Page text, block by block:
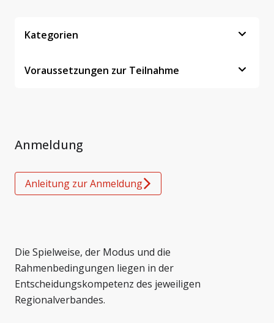
Kategorien
Voraussetzungen zur Teilnahme
Anmeldung
Anleitung zur Anmeldung
Die Spielweise, der Modus und die
Rahmenbedingungen liegen in der
Entscheidungskompetenz des jeweiligen
Regionalverbandes.